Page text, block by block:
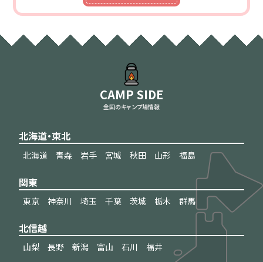
CAMP SIDE
全国のキャンプ場情報
北海道・東北
北海道 青森 岩手 宮城 秋田 山形 福島
関東
東京 神奈川 埼玉 千葉 茨城 栃木 群馬
北信越
山梨 長野 新潟 富山 石川 福井